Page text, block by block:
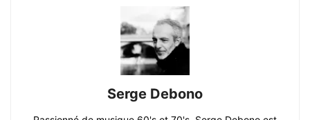
Serge Debono